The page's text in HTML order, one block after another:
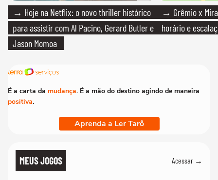
→ Hoje na Netflix: o novo thriller histórico
para assistir com Al Pacino, Gerard Butler e
Jason Momoa
→ Grêmio x
horário e
É a carta da mudança. É a mão do destino agindo de maneira
positiva.
Aprenda a Ler Tarô
MEUS JOGOS Acessar →